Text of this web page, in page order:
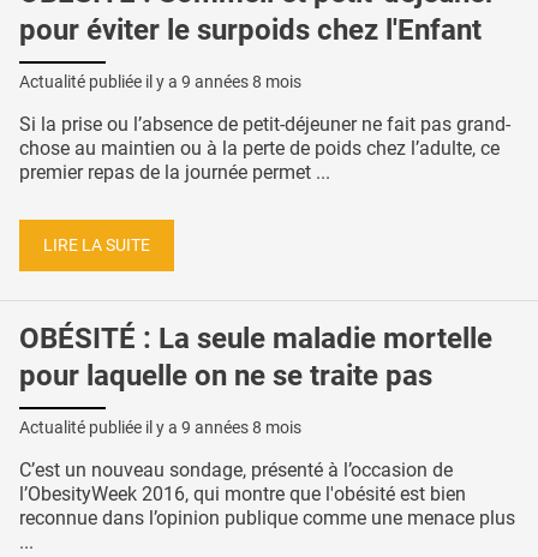
pour éviter le surpoids chez l'Enfant
Actualité publiée il y a 9 années 8 mois
Si la prise ou l’absence de petit-déjeuner ne fait pas grand-
chose au maintien ou à la perte de poids chez l’adulte, ce
premier repas de la journée permet ...
LIRE LA SUITE
OBÉSITÉ : La seule maladie mortelle
pour laquelle on ne se traite pas
Actualité publiée il y a 9 années 8 mois
C’est un nouveau sondage, présenté à l’occasion de
l’ObesityWeek 2016, qui montre que l'obésité est bien
reconnue dans l’opinion publique comme une menace plus
...